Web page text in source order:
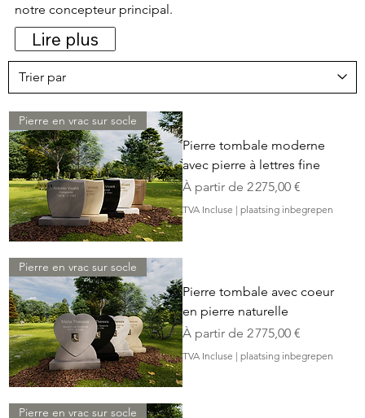
Pierre en vrac sur socle
Pierre tombale moderne
avec pierre à lettres fine
À partir de 2 275,00 €
Prix promotionnel
TVA Incluse | plaatsing inbegrepen
Pierre en vrac sur socle
Pierre tombale avec coeur
en pierre naturelle
À partir de 2 775,00 €
Prix promotionnel
TVA Incluse | plaatsing inbegrepen
Pierre en vrac sur socle
notre concepteur principal.
Lire plus